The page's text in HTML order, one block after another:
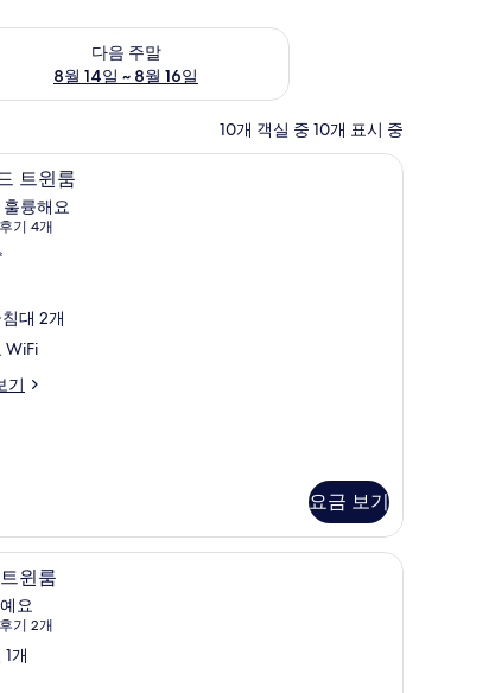
일
다음 주말
8월 14일 ~ 8월 16일
말 예약 가능 여부 확인, 8월 14일 ~ 8월 16일
10개 객실 중 10개 표시 중
객실 내 금고, 책상, 방음 설비, 무료 WiFi
트윈룸
중 10점
륭해요
기 4개
대 2개
WiFi
기
요금 보기
디럭스 트윈룸 | 객실 내 금고, 책상, 방음 설비,
윈룸
점 중 10점
요
기 2개
개